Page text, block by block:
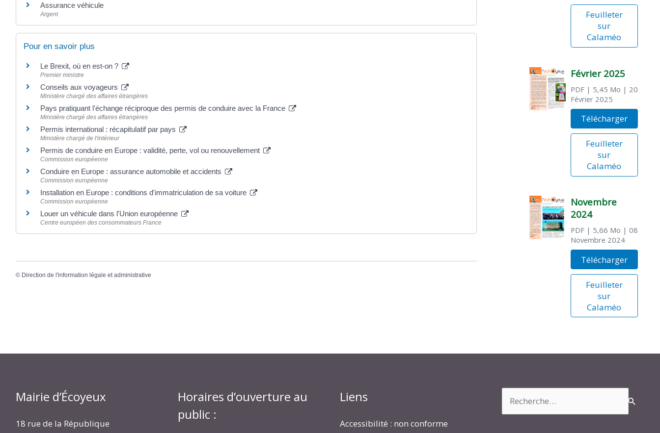
Assurance véhicule
Argent
Pour en savoir plus
Le Brexit, où en est-on ?
Premier ministre
Conseils aux voyageurs
Ministère chargé des affaires étrangères
Pays pratiquant l'échange réciproque des permis de conduire avec la France
Ministère chargé des affaires étrangères
Permis international : récapitulatif par pays
Ministère chargé de l'intérieur
Permis de conduire en Europe : validité, perte, vol ou renouvellement
Commission européenne
Conduire en Europe : assurance automobile et accidents
Commission européenne
Installation en Europe : conditions d'immatriculation de sa voiture
Commission européenne
Louer un véhicule dans l'Union européenne
Centre européen des consommateurs France
© Direction de l'information légale et administrative
Feuilleter
sur
Calaméo
Février 2025
PDF| 5,45 Mo | 20
Février 2025
Télécharger
Feuilleter
sur
Calaméo
Novembre
2024
PDF| 5,66 Mo | 08
Novembre 2024
Télécharger
Feuilleter
sur
Calaméo
Mairie d’Écoyeux
18 rue de la République
Horaires d’ouverture au
public :
Liens
Accessibilité : non conforme